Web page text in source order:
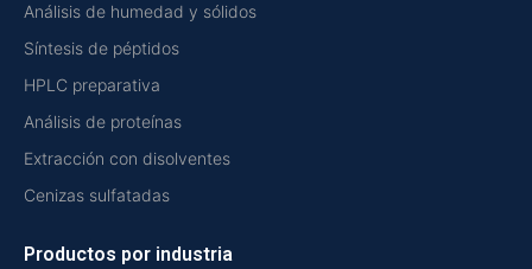
Análisis de humedad y sólidos
Síntesis de péptidos
HPLC preparativa
Análisis de proteínas
Extracción con disolventes
Cenizas sulfatadas
Productos por industria